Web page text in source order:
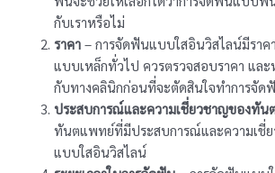
กับเราหรือไม่
ราคา – การจัดฟันแบบใสอินวิสไลน์มีราค
แบบเหล็กทั่วไป ควรตรวจสอบราคา และ
กับทางคลินิกก่อนที่จะตัดสินใจทำการจัด
ประสบการณ์และความเชี่ยวชาญของทั
ทันตแพทย์ที่มีประสบการณ์และความเชี่
แบบใสอินวิสไลน์